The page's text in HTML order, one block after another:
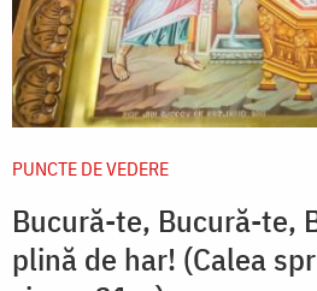
PUNCTE DE VEDERE
Bucură-te, Bucură-te,
plină de har! (Calea